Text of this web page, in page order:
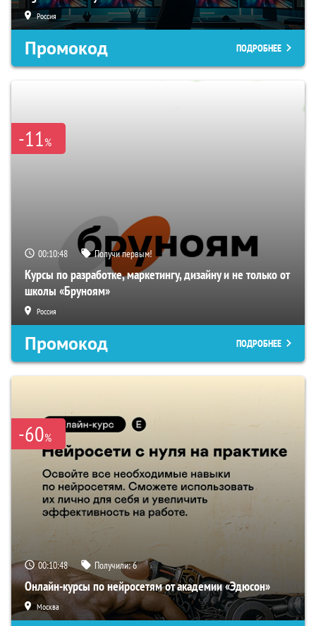
Россия
Промокод ПОДРОБНЕЕ
-11%
00:10:47 Получи первым!
Курсы по разработке, маркетингу, дизайну и не только от
школы «Бруноям»
Россия
Промокод ПОДРОБНЕЕ
-60%
00:10:47 Получили:6
Онлайн-курсы по нейросетям от академии «Эдюсон»
Москва